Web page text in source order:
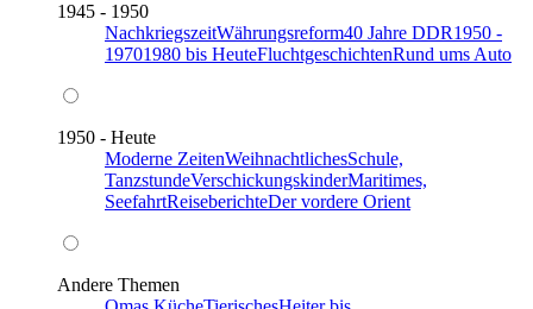
1945 - 1950
NachkriegszeitWährungsreform40 Jahre DDR1950 -
19701980 bis HeuteFluchtgeschichtenRund ums Auto
1950 - Heute
Moderne ZeitenWeihnachtlichesSchule,
TanzstundeVerschickungskinderMaritimes,
SeefahrtReiseberichteDer vordere Orient
Andere Themen